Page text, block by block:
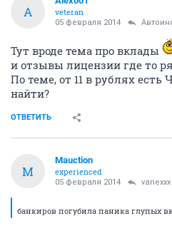
A
veteran
05 февраля 2014
Тут вроде тема про вклады
и отзывы лицензии где то
По теме, от 11 в рублях есть
найти?
ОТВЕТИТЬ
M
Mauction
experienced
05 февраля 2014 vanexxx
банкиров погубила паника глупых